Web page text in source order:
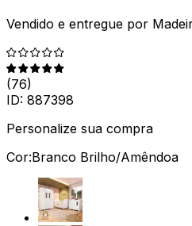
Vendido e entregue por
(76)
ID: 887398
Personalize sua compra
Cor:Branco Brilho/Amêndoa